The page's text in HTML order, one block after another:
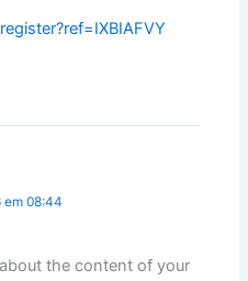
em 08:44
the content of your